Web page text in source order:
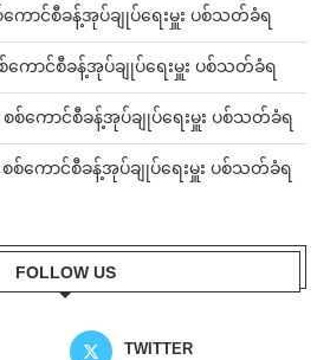
ာင်စီခန့်အုပ်ချုပ်ရေးမှူး ပစ်သတ်ခံရ
ောင်စီခန့်အုပ်ချုပ်ရေးမှူး ပစ်သတ်ခံရ
ကောင်စီခန့်အုပ်ချုပ်ရေးမှူး ပစ်သတ်ခံရ
ကောင်စီခန့်အုပ်ချုပ်ရေးမှူး ပစ်သတ်ခံရ
FOLLOW US
TWITTER